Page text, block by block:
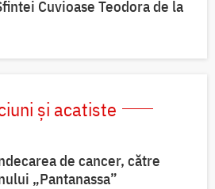
Cuvioase Teodora de la
și acatiste
de cancer, către
„Pantanassa”